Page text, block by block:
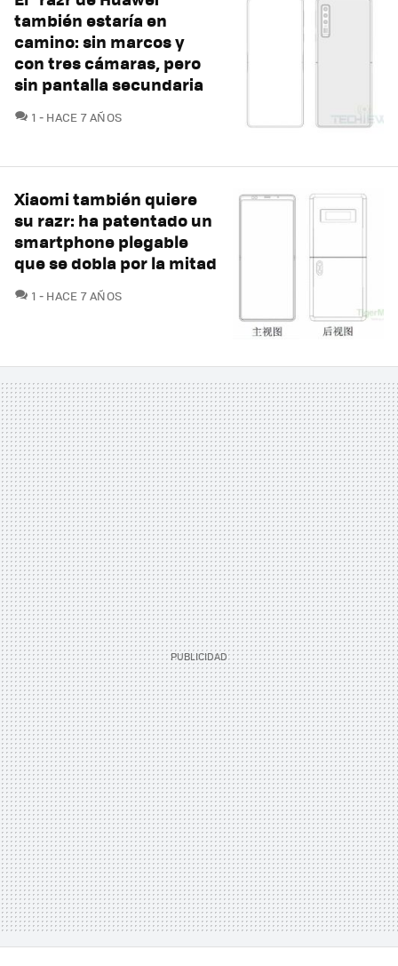
también estaría en
camino: sin marcos y
con tres cámaras, pero
sin pantalla secundaria
1 COMENTARIOS
HACE 7 AÑOS
Xiaomi también quiere
su razr: ha patentado un
smartphone plegable
que se dobla por la mitad
1 COMENTARIOS
HACE 7 AÑOS